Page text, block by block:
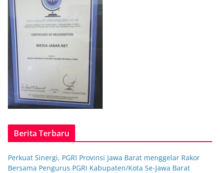
Berita Terbaru
Perkuat Sinergi, PGRI Provinsi Jawa Barat menggelar Rakor
Bersama Pengurus PGRI Kabupaten/Kota Se-Jawa Barat